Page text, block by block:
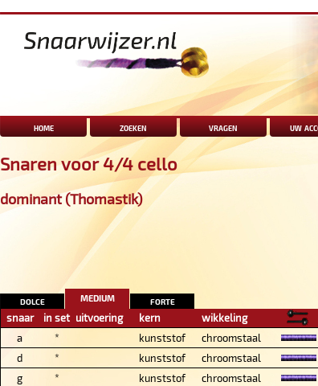
home zoeken vragen uw
Snaren voor 4/4 cello
dominant (Thomastik)
dolce medium forte
snaar in set uitvoering kern wikkeling
a
* kunststof chroomstaal
d
* kunststof chroomstaal
g
* kunststof chroomstaal